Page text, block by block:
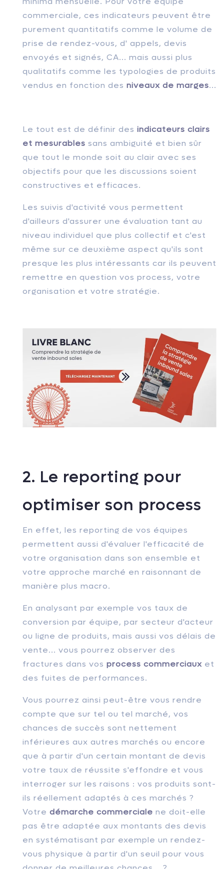
commerciale, ces indicateurs peuvent être
purement quantitatifs comme le volume de
prise de rendez-vous, d' appels, devis
envoyés et signés, CA... mais aussi plus
qualitatifs comme les typologies de produits
vendus en fonction des niveaux de marges...
Le tout est de définir des indicateurs clairs
et mesurables sans ambiguité et bien sûr
que tout le monde soit au clair avec ses
objectifs pour que les discussions soient
constructives et efficaces.
Les suivis d'activité vous permettent
d'ailleurs d'assurer une évaluation tant au
niveau individuel que plus collectif et c'est
même sur ce deuxième aspect qu'ils sont
presque les plus intéressants car ils peuvent
remettre en question vos process, votre
organisation et votre stratégie.
2. Le reporting pour
optimiser son process
En effet, les reporting de vos équipes
permettent aussi d'évaluer l'efficacité de
votre organisation dans son ensemble et
votre approche marché en raisonnant de
manière plus macro.
En analysant par exemple vos taux de
conversion par équipe, par secteur d'acteur
ou ligne de produits, mais aussi vos délais de
vente... vous pourrez observer des
fractures dans vos process commerciaux et
des fuites de performances.
Vous pourrez ainsi peut-être vous rendre
compte que sur tel ou tel marché, vos
chances de succès sont nettement
inférieures aux autres marchés ou encore
que à partir d'un certain montant de devis
votre taux de réussite s'effondre et vous
interroger sur les raisons : vos produits sont-
ils réellement adaptés à ces marchés ?
Votre démarche commerciale ne doit-elle
pas être adaptée aux montants des devis
en systématisant par exemple un rendez-
vous physique à partir d'un seuil pour vous